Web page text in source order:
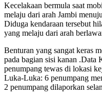
Kecelakaan bermula saat
melaju dari arah Jambi
Diduga kendaraan tersebut
yang melaju dari arah
Benturan yang sangat keras
pada bagian sisi kanan .Data
penumpang tewas di lokasi
Luka-Luka: 6 penumpang
2 penumpang dilaporkan